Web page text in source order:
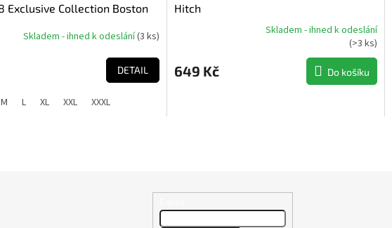
Exclusive Collection Boston
Skladem - ihned k odeslání(3 ks)
DETAIL
M L XL XXL XXXL
Hitch
produktu
je
Skladem - ihned k odeslání
(>3 ks)
649 Kč Do košíku